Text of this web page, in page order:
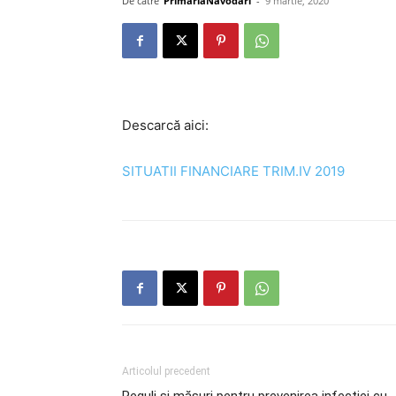
Descarcă aici:
SITUATII FINANCIARE TRIM.IV 2019
Articolul precedent